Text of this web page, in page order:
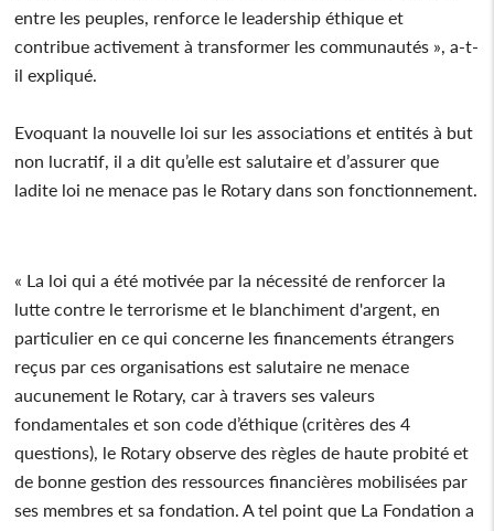
entre les peuples, renforce le leadership éthique et
contribue activement à transformer les communautés », a-t-
il expliqué.
Evoquant la nouvelle loi sur les associations et entités à but
non lucratif, il a dit qu’elle est salutaire et d’assurer que
ladite loi ne menace pas le Rotary dans son fonctionnement.
« La loi qui a été motivée par la nécessité de renforcer la
lutte contre le terrorisme et le blanchiment d'argent, en
particulier en ce qui concerne les financements étrangers
reçus par ces organisations est salutaire ne menace
aucunement le Rotary, car à travers ses valeurs
fondamentales et son code d’éthique (critères des 4
questions), le Rotary observe des règles de haute probité et
de bonne gestion des ressources financières mobilisées par
ses membres et sa fondation. A tel point que La Fondation a